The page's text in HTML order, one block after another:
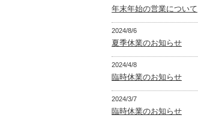
年末年始の営業について
2024/8/6
夏季休業のお知らせ
2024/4/8
臨時休業のお知らせ
2024/3/7
臨時休業のお知らせ